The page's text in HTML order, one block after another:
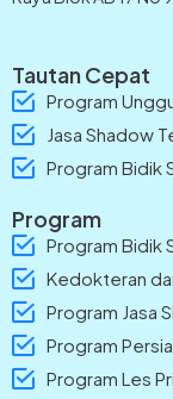
Tautan Cepat
Program
Jasa Shadow
Program Bidik
Program
Program Bidik
Kedokteran
Program Jasa
Program
Program Les